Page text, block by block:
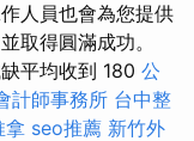
人員也會為您提供
取得圓滿成功。
平均收到 180 公
計師事務所 台中整
拿 seo推薦 新竹外